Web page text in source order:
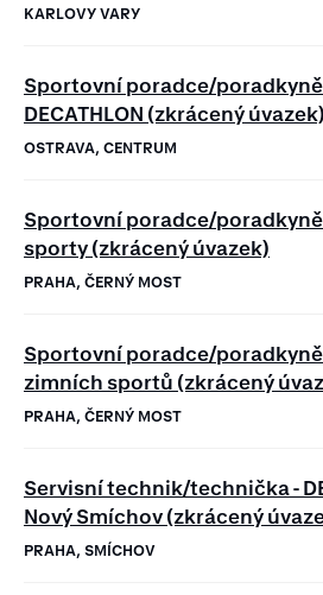
KARLOVY VARY
Sportovní poradce/
DECATHLON (zkrácený úvazek)
OSTRAVA, CENTRUM
Sportovní poradce/
sporty (zkrácený úvazek)
PRAHA, ČERNÝ MOST
Sportovní poradce/
zimních sportů (zkrácený
PRAHA, ČERNÝ MOST
Servisní technik/technička -
Nový Smíchov (zkrácený
PRAHA, SMÍCHOV